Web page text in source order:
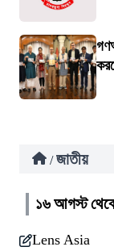
/ জাতীয়
১৬ আগস্ট থেকে
Lens Asia